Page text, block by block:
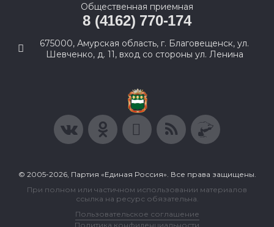
Общественная приемная
8 (4162) 770-174
675000, Амурская область, г. Благовещенск, ул.
Шевченко, д. 11, вход со стороны ул. Ленина
© 2005-2026, Партия «Единая Россия». Все права защищены.
При полном или частичном использовании материалов
ссылка на ресурс обязательна.
Пользовательское соглашение
Политика конфиденциальности